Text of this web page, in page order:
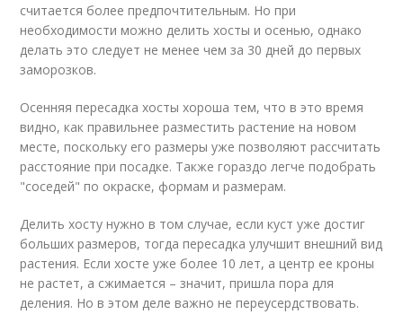
считается более предпочтительным. Но при
необходимости можно делить хосты и осенью, однако
делать это следует не менее чем за 30 дней до первых
заморозков.
Осенняя пересадка хосты хороша тем, что в это время
видно, как правильнее разместить растение на новом
месте, поскольку его размеры уже позволяют рассчитать
расстояние при посадке. Также гораздо легче подобрать
"соседей" по окраске, формам и размерам.
Делить хосту нужно в том случае, если куст уже достиг
больших размеров, тогда пересадка улучшит внешний вид
растения. Если хосте уже более 10 лет, а центр ее кроны
не растет, а сжимается – значит, пришла пора для
деления. Но в этом деле важно не переусердствовать.